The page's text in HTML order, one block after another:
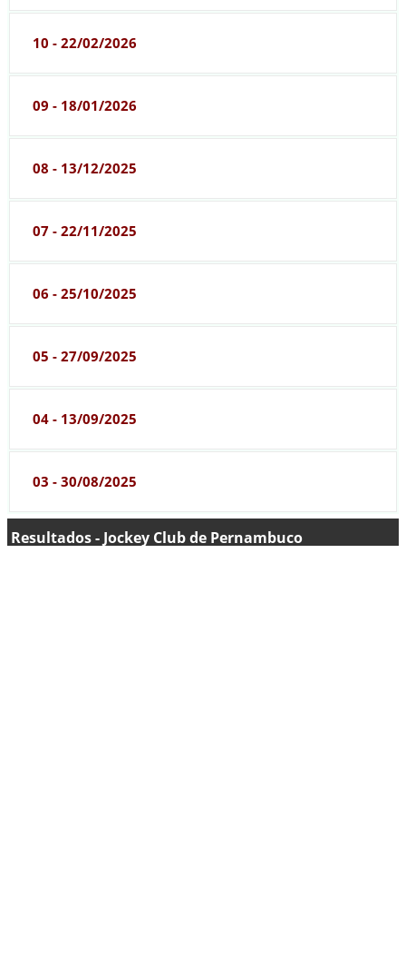
10 - 22/02/2026
09 - 18/01/2026
08 - 13/12/2025
07 - 22/11/2025
06 - 25/10/2025
05 - 27/09/2025
04 - 13/09/2025
03 - 30/08/2025
Resultados - Jockey Club de Pernambuco